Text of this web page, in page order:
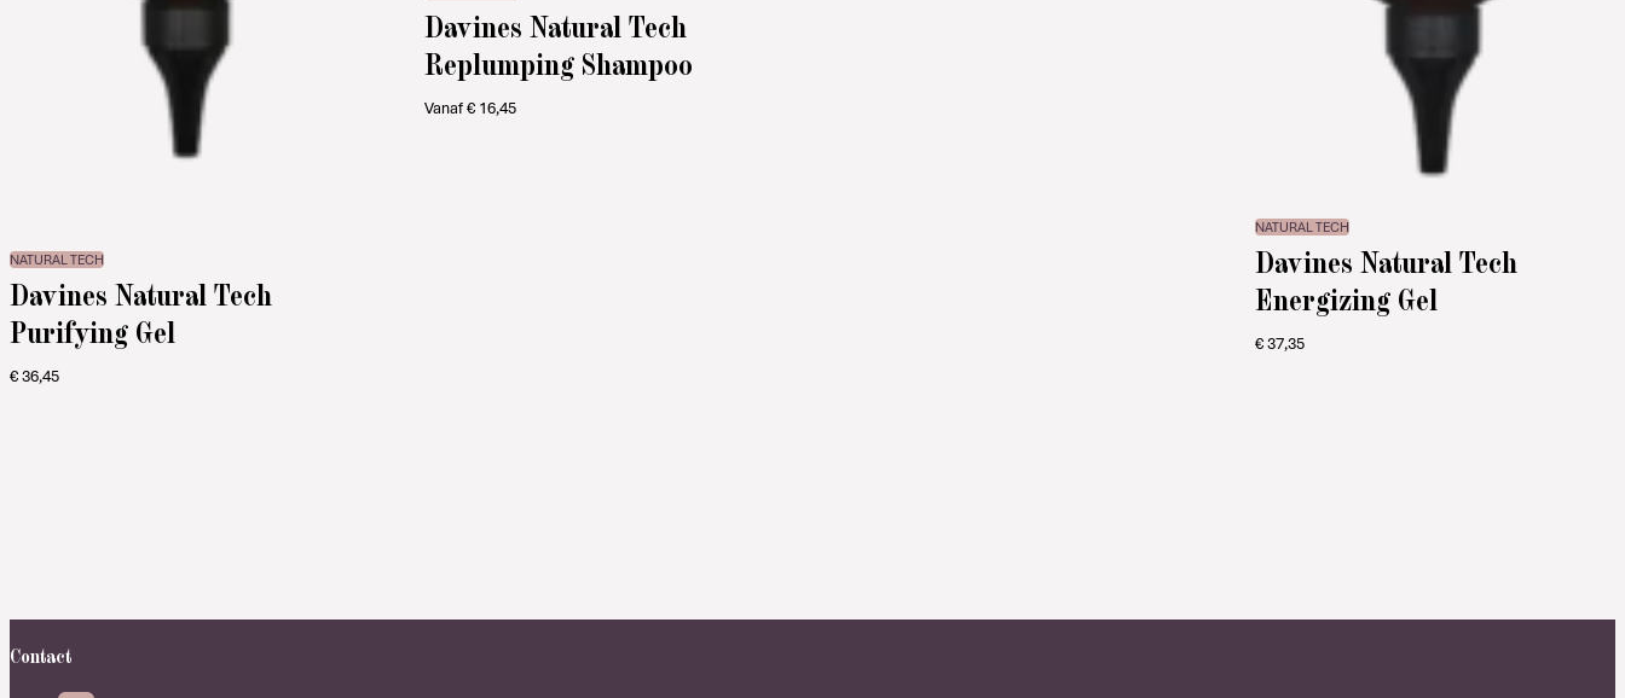
NATURAL TECH
Davines Natural Tech
Purifying Gel
€36,45
Davines Natural Tech
Replumping Shampoo
Vanaf€ 16,45
NATURAL TECH
Davines Natural Tech
Energizing Gel
€37,35
Contact